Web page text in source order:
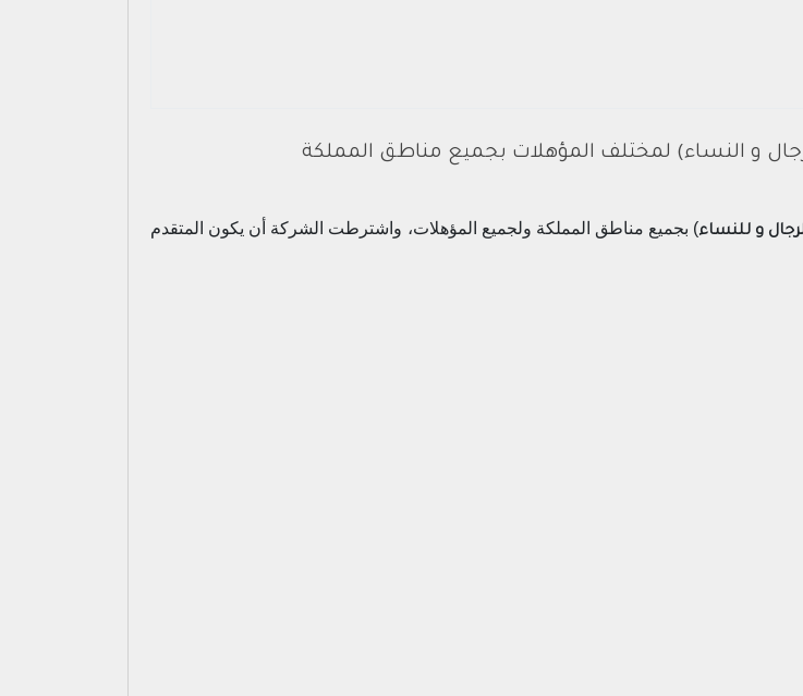
و النساء) لمختلف المؤهلات بجميع مناطق المملكة
و للنساء) بجميع مناطق المملكة ولجميع المؤهلات، واشترطت الشركة أن يكون المتقدم